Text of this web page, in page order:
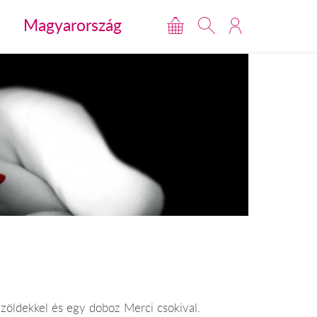
Magyarország
és egy doboz Merci csokival.